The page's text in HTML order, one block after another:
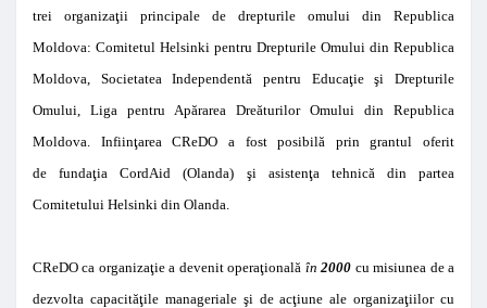
trei organizaţii principale de drepturile omului din Republica
Moldova: Comitetul Helsinki pentru Drepturile Omului din Republica
Moldova, Societatea Independentă pentru Educaţie şi Drepturile
Omului, Liga pentru Apărarea Dreăturilor Omului din Republica
Moldova. Infiinţarea CReDO a fost posibilă prin grantul oferit
de fundaţia CordAid (Olanda)
şi asistenţa tehnică din partea
Comitetului Helsinki din Olanda.
CReDO ca organizaţie a devenit operaţională în2000 cu misiunea de a
dezvolta capacităţile manageriale şi de acţiune ale organizaţiilor cu